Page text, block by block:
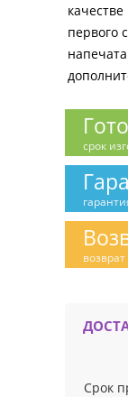
первого
срок
Срок